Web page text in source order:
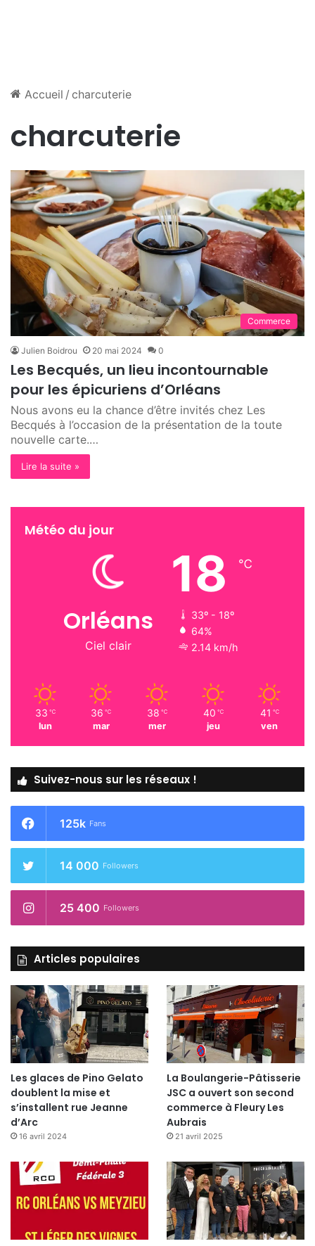
Accueil / charcuterie
charcuterie
Commerce
Julien Boidrou 20 mai 2024 0
Les Becqués, un lieu incontournable
pour les épicuriens d’Orléans
Nous avons eu la chance d’être invités chez Les
Becqués à l’occasion de la présentation de la toute
nouvelle carte.…
Lire la suite »
Météo du jour
Orléans
Ciel clair
18 ℃
33º - 18º
64%
2.14 km/h
33 ℃
lun
36 ℃
mar
38 ℃
mer
40 ℃
jeu
41 ℃
ven
Suivez-nous sur les réseaux !
125k Fans
14 000 Followers
25 400 Followers
Articles populaires
Les glaces de Pino Gelato
doublent la mise et
s’installent rue Jeanne
d’Arc
16 avril 2024
La Boulangerie-Pâtisserie
JSC a ouvert son second
commerce à Fleury Les
Aubrais
21 avril 2025